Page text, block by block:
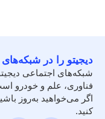
دیجیتو را در شبکه‌های
شبکه‌های اجتماعی
فناوری، علم و خودرو
اگر می‌خواهید به‌روز
کنید.